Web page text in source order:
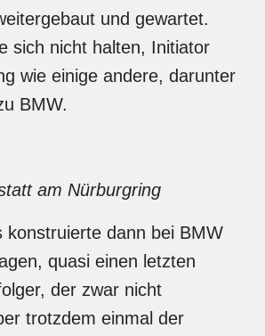
und gewartet.
sich nicht halten, Initiator
wie einige andere, darunter
BMW.
am Nürburgring
konstruierte dann bei BMW
quasi einen letzten
der zwar nicht
trotzdem einmal der